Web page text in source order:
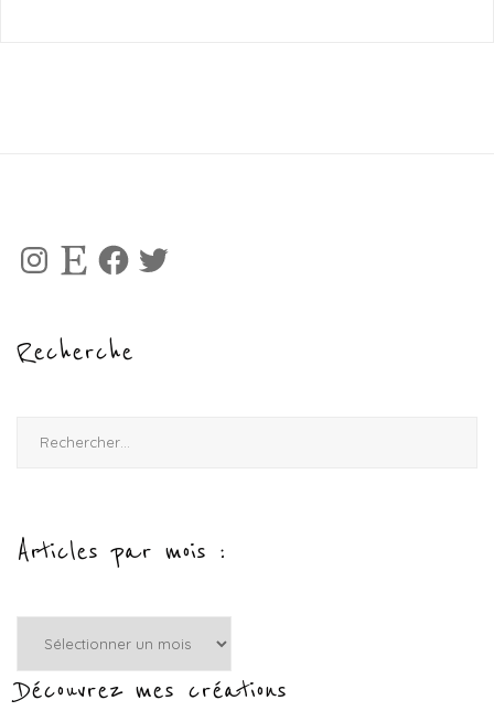
Instagram
Etsy Facebook
Twitter
Recherche
Articles par mois :
:Découvrez mes créations